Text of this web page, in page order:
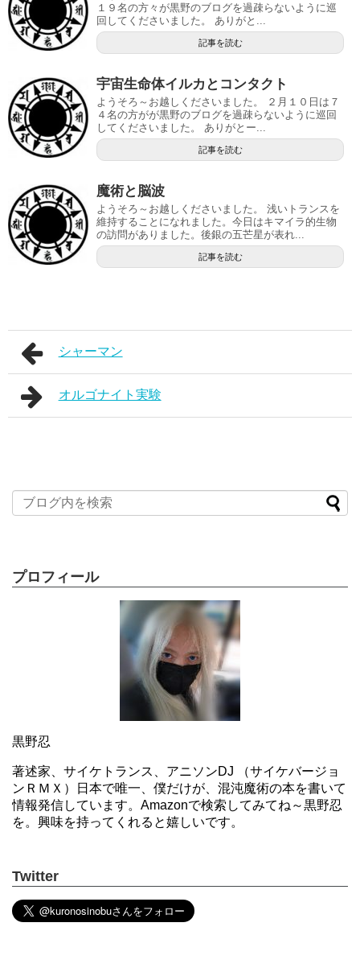
１９名の方々が黒野のブログを過疎らないように巡
回してくださいました。 ありがと...
記事を読む
宇宙生命体イルカとコンタクト
ようそろ～お越しくださいました。 ２月１０日は７
４名の方がが黒野のブログを過疎らないように巡回
してくださいました。 ありがとー...
記事を読む
魔術と脳波
ようそろ～お越しくださいました。 浅いトランスを
維持することになれました。今日はキマイラ的生物
の訪問がありました。後銀の五芒星が表れ...
記事を読む
シャーマン
オルゴナイト実験
プロフィール
黒野忍
著述家、サイケトランス、アニソンDJ （サイケバージョ
ンＲＭＸ）日本で唯一、僕だけが、混沌魔術の本を書いて
情報発信しています。Amazonで検索してみてね～黒野忍
を。興味を持ってくれると嬉しいです。
Twitter